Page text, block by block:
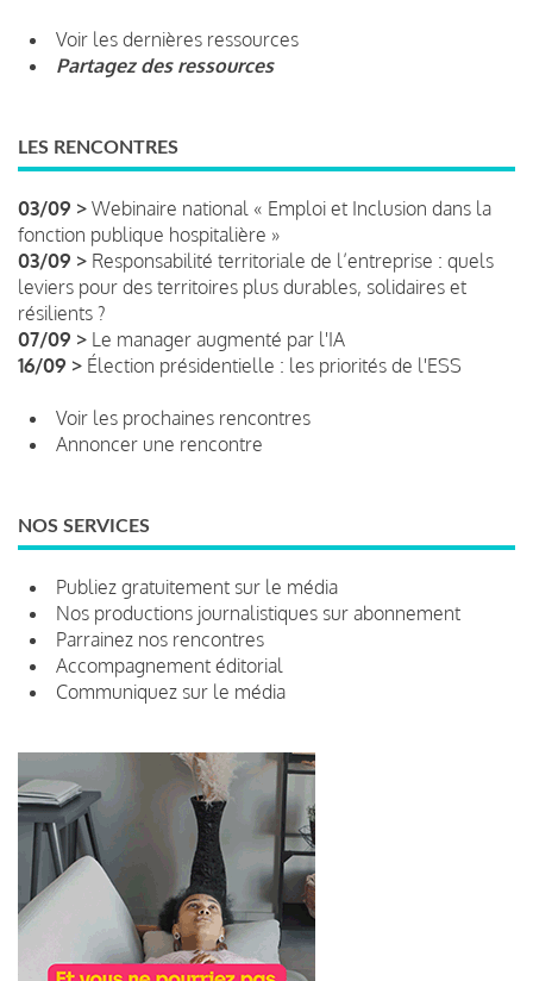
Voir les dernières ressources
Partagez des ressources
LES RENCONTRES
03/09 > Webinaire national « Emploi et Inclusion dans la
fonction publique hospitalière »
03/09 > Responsabilité territoriale de l’entreprise : quels
leviers pour des territoires plus durables, solidaires et
résilients ?
07/09 > Le manager augmenté par l'IA
16/09 > Élection présidentielle : les priorités de l'ESS
Voir les prochaines rencontres
Annoncer une rencontre
NOS SERVICES
Publiez gratuitement sur le média
Nos productions journalistiques sur abonnement
Parrainez nos rencontres
Accompagnement éditorial
Communiquez sur le média